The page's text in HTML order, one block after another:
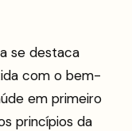
se destaca
com o bem-
em primeiro
princípios da